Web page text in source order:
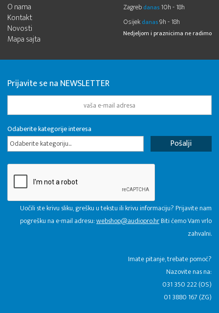
O nama
Kontakt
Novosti
Mapa sajta
Zagreb danas 10h - 18h
Osijek danas9h - 18h
Nedjeljom i praznicima ne radimo
Prijavite se na NEWSLETTER
Odaberite kategorije interesa
Odaberite kategoriju...
Uočili ste krivu sliku, grešku u tekstu ili krivu informaciju? Prijavite nam
pogrešku na e-mail adresu:webshop@audiopro.hrBiti ćemo Vam vrlo
zahvalni.
​Imate pitanje, trebate pomoć?
Nazovite nas na:
031 350 222 (OS)
01 3880 167 (ZG)